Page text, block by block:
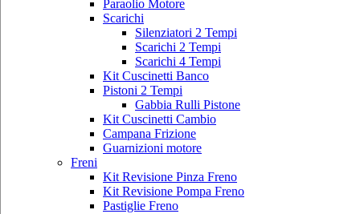
Paraolio Motore
Scarichi
Silenziatori 2 Tempi
Scarichi 2 Tempi
Scarichi 4 Tempi
Kit Cuscinetti Banco
Pistoni 2 Tempi
Gabbia Rulli Pistone
Kit Cuscinetti Cambio
Campana Frizione
Guarnizioni motore
Freni
Kit Revisione Pinza Freno
Kit Revisione Pompa Freno
Pastiglie Freno